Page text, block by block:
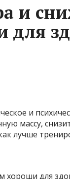
и
для
и
массу,
лучше